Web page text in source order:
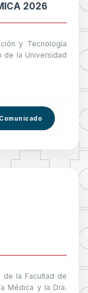
2026
y Tecnología
de la Universidad
de la Facultad de
Médica y la Dra.